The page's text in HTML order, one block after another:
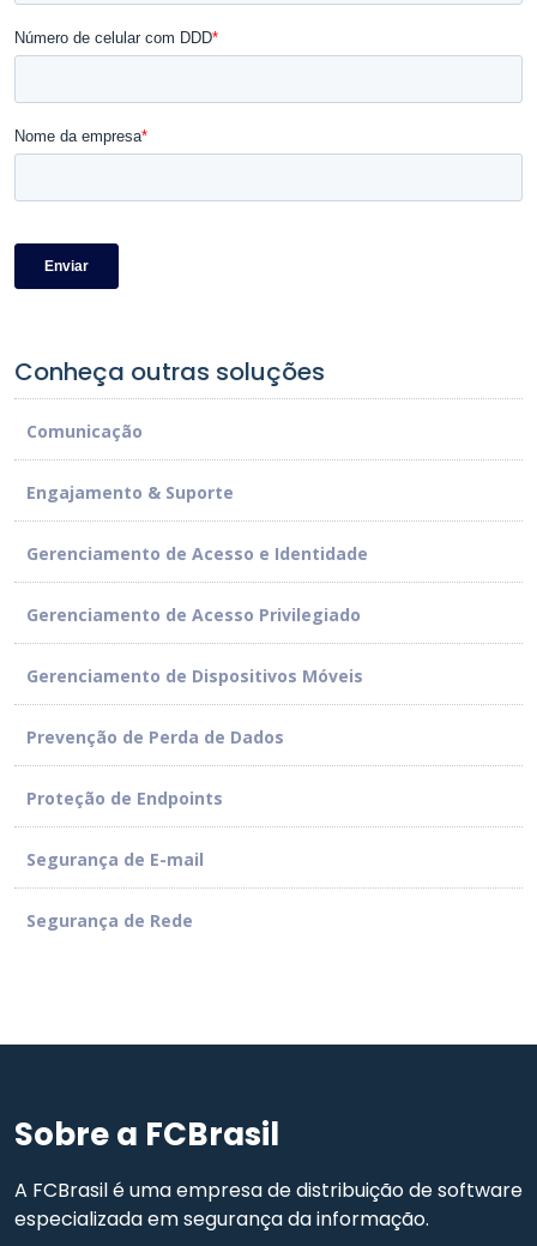
Conheça outras soluções
Comunicação
Engajamento & Suporte
Gerenciamento de Acesso e Identidade
Gerenciamento de Acesso Privilegiado
Gerenciamento de Dispositivos Móveis
Prevenção de Perda de Dados
Proteção de Endpoints
Segurança de E-mail
Segurança de Rede
Sobre a FCBrasil
A FCBrasil é uma empresa de distribuição de software
especializada em segurança da informação.